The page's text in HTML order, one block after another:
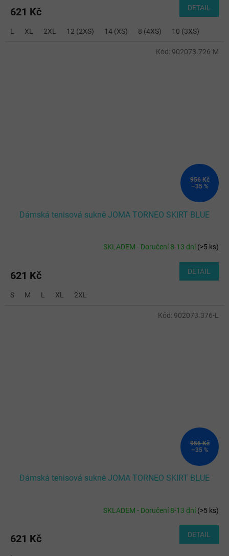
621 Kč DETAIL
L XL 2XL 12 (2XS) 14 (XS) 8 (4XS) 10 (3XS)
956 Kč
–35 %
Dámská tenisová sukně JOMA TORNEO SKIRT BLUE
SKLADEM - Doručení 8-13 dní(>5 ks)
621 Kč DETAIL
S M L XL 2XL
Kód: 902073.726-M
956 Kč
–35 %
Dámská tenisová sukně JOMA TORNEO SKIRT BLUE
SKLADEM - Doručení 8-13 dní(>5 ks)
621 Kč DETAIL
Kód: 902073.376-L